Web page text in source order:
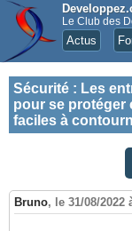
Le Club des
Actus
Sécurité : Les
pour se protéger
faciles à contourn
Bruno, le 31/08/2022